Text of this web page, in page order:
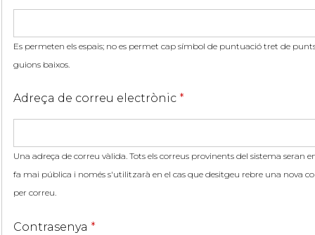
Es permeten els espais; no es permet cap símbol de puntuació tret de
guions baixos.
Adreça de correu electrònic *
Una adreça de correu vàlida. Tots els correus provinents del sistema seran
fa mai pública i només s'utilitzarà en el cas que desitgeu rebre una nova
per correu.
Contrasenya *